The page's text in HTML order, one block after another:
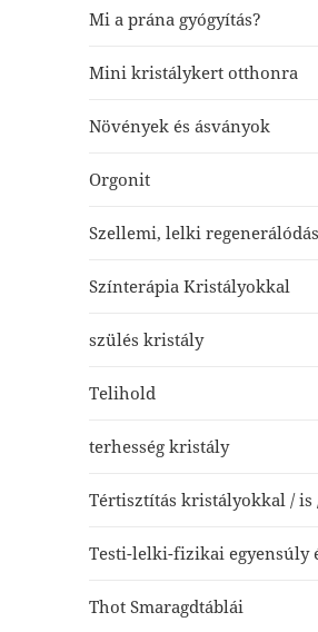
Mi a prána gyógyítás?
Mini kristálykert otthonra
Növények és ásványok
Orgonit
Szellemi, lelki regenerálódás
Színterápia Kristályokkal
szülés kristály
Telihold
terhesség kristály
Tértisztítás kristályokkal / is
Testi-lelki-fizikai egyensúly
Thot Smaragdtáblái